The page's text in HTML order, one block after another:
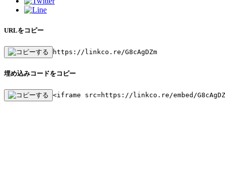
URLをコピー
https://linkco.re/G8cAgDZm
埋め込みコードをコピー
<iframe src=https://linkco.re/embed/